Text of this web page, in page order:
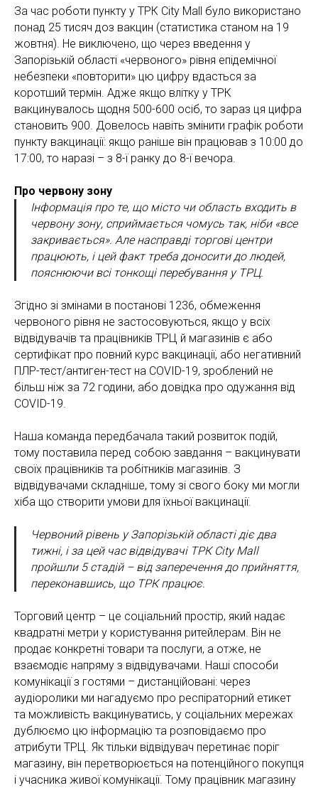
За час роботи пункту у ТРК City Mall було використано
понад 25 тисяч доз вакцин (статистика станом на 19
жовтня). Не виключено, що через введення у
Запорізькій області «червоного» рівня епідемічної
небезпеки «повторити» цю цифру вдасться за
коротший термін. Адже якщо влітку у ТРК
вакцинувалось щодня 500-600 осіб, то зараз ця цифра
становить 900. Довелось навіть змінити графік роботи
пункту вакцинації: якщо раніше він працював з 10:00 до
17:00, то наразі – з 8-ї ранку до 8-ї вечора.
Про червону зону
Інформація про те, що місто чи область входить в
червону зону, сприймається чомусь так, ніби «все
закривається». Але насправді торгові центри
працюють, і цей факт треба доносити до людей,
пояснюючи всі тонкощі перебування у ТРЦ.
Згідно зі змінами в постанові 1236, обмеження
червоного рівня не застосовуються, якщо у всіх
відвідувачів та працівників ТРЦ й магазинів є або
сертифікат про повний курс вакцинації, або негативний
ПЛР-тест/антиген-тест на COVID-19, зроблений не
більш ніж за 72 години, або довідка про одужання від
COVID-19.
Наша команда передбачала такий розвиток подій,
тому поставила перед собою завдання – вакцинувати
своїх працівників та робітників магазинів. З
відвідувачами складніше, тому зі свого боку ми могли
хіба що створити умови для їхньої вакцинації.
Червоний рівень у Запорізькій області діє два
тижні, і за цей час відвідувачі ТРК City Mall
пройшли 5 стадій – від заперечення до прийняття,
переконавшись, що ТРК працює.
Торговий центр – це соціальний простір, який надає
квадратні метри у користування ритейлерам. Він не
продає конкретні товари та послуги, а отже, не
взаємодіє напряму з відвідувачами. Наші способи
комунікації з гостями – дистанційовані: через
аудіоролики ми нагадуємо про респіраторний етикет
та можливість вакцинуватись, у соціальних мережах
дублюємо цю інформацію та розповідаємо про
атрибути ТРЦ. Як тільки відвідувач перетинає поріг
магазину, він перетворюється на потенційного покупця
і учасника живої комунікації. Тому працівник магазину